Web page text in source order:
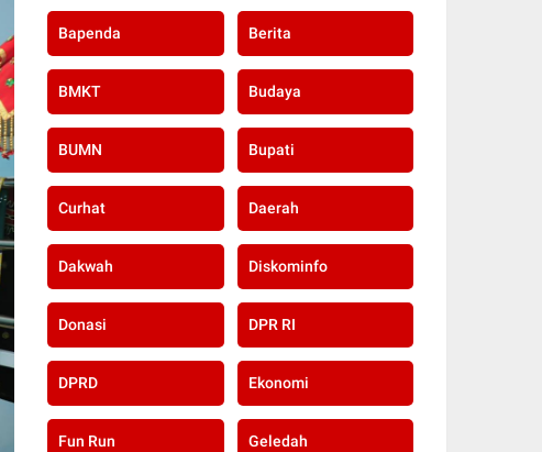
Bapenda Berita
BMKT Budaya
BUMN Bupati
Curhat Daerah
Dakwah Diskominfo
Donasi DPR RI
DPRD Ekonomi
Fun Run Geledah